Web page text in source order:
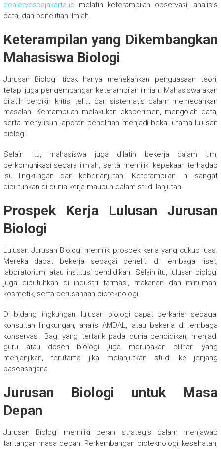
dealervespajakarta.id melatih keterampilan observasi, analisis
data, dan penelitian ilmiah.
Keterampilan yang Dikembangkan
Mahasiswa Biologi
Jurusan Biologi tidak hanya menekankan penguasaan teori,
tetapi juga pengembangan keterampilan ilmiah. Mahasiswa akan
dilatih berpikir kritis, teliti, dan sistematis dalam memecahkan
masalah. Kemampuan melakukan eksperimen, mengolah data,
serta menyusun laporan penelitian menjadi bekal utama lulusan
biologi.
Selain itu, mahasiswa juga dilatih bekerja dalam tim,
berkomunikasi secara ilmiah, serta memiliki kepekaan terhadap
isu lingkungan dan keberlanjutan. Keterampilan ini sangat
dibutuhkan di dunia kerja maupun dalam studi lanjutan.
Prospek Kerja Lulusan Jurusan
Biologi
Lulusan Jurusan Biologi memiliki prospek kerja yang cukup luas.
Mereka dapat bekerja sebagai peneliti di lembaga riset,
laboratorium, atau institusi pendidikan. Selain itu, lulusan biologi
juga dibutuhkan di industri farmasi, makanan dan minuman,
kosmetik, serta perusahaan bioteknologi.
Di bidang lingkungan, lulusan biologi dapat berkarier sebagai
konsultan lingkungan, analis AMDAL, atau bekerja di lembaga
konservasi. Bagi yang tertarik pada dunia pendidikan, menjadi
guru atau dosen biologi juga merupakan pilihan yang
menjanjikan, terutama jika melanjutkan studi ke jenjang
pascasarjana.
Jurusan Biologi untuk Masa
Depan
Jurusan Biologi memiliki peran strategis dalam menjawab
tantangan masa depan. Perkembangan bioteknologi, kesehatan,